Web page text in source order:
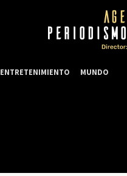
ENTRETENIMIENTO MUNDO